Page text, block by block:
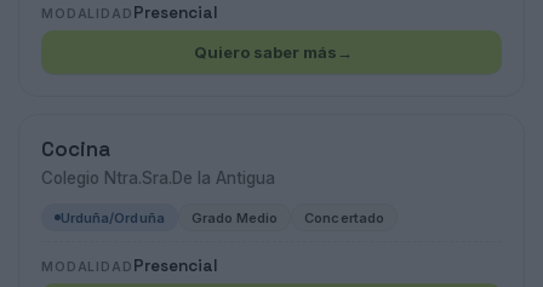
MODALIDAD Presencial
Quiero saber más →
Cocina
Colegio Ntra.Sra.De la Antigua
Urduña/Orduña Grado Medio Concertado
MODALIDAD Presencial